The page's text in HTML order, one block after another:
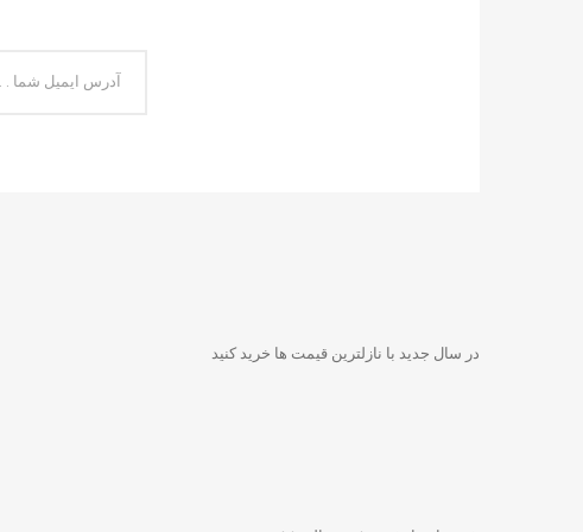
در سال جدید با نازلترین قیمت ها خرید کنید